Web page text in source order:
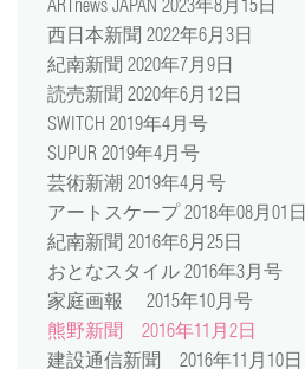
ARTnews JAPAN 2023年8月15日
西日本新聞 2022年6月3日
紀南新聞 2020年7月9日
読売新聞 2020年6月12日
SWITCH 2019年4月号
SUPUR 2019年4月号
芸術新潮 2019年4月号
アートスケープ 2018年08月01日
紀南新聞 2016年6月25日
おとなスタイル 2016年3月号
家庭画報 2015年10月号
熊野新聞 2016年11月2日
建設通信新聞 2016年11月10日